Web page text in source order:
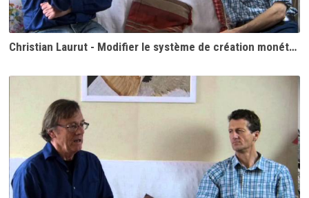
Christian Laurut - Modifier le système de création monétaire